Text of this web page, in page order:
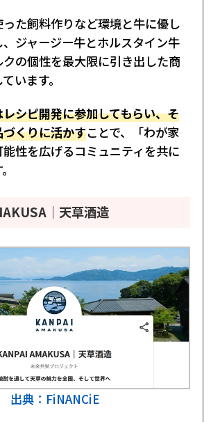
た飼料作りなど環境と牛に優し
ジャージー牛とホルスタイン牛
の個性を最大限に引き出した商
います。
シピ開発に参加してもらい、そ
くりに活かすことで、「わが家
性を広げるコミュニティを共に
｜天草酒造
出典：FiNANCiE